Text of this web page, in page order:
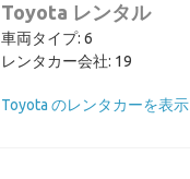
Toyota レンタル
車両タイプ: 6
レンタカー会社: 19
Toyota のレンタカーを表示